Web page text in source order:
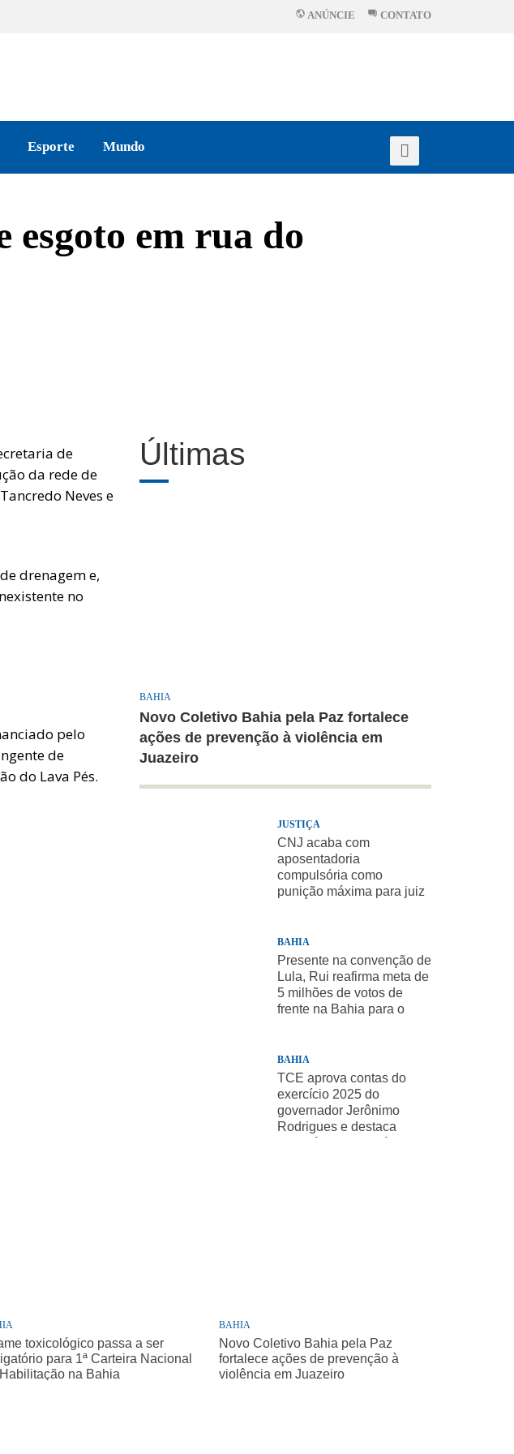
ANÚNCIE CONTATO
Esporte Mundo
esgoto em rua do
de
da rede de
Neves e
drenagem e,
no
pelo
de
do Lava Pés.
Últimas
BAHIA
Novo Coletivo Bahia pela Paz fortalece
ações de prevenção à violência em
Juazeiro
JUSTIÇA
CNJ acaba com
aposentadoria
compulsória como
punição máxima para juiz
BAHIA
Presente na convenção de
Lula, Rui reafirma meta de
5 milhões de votos de
frente na Bahia para o
BAHIA
TCE aprova contas do
exercício 2025 do
governador Jerônimo
Rodrigues e destaca
toxicológico passa a ser
para 1ª Carteira Nacional
na Bahia
BAHIA
Novo Coletivo Bahia pela Paz
fortalece ações de prevenção à
violência em Juazeiro